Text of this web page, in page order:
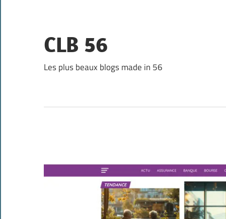
content
CLB 56
Les plus beaux blogs made in 56